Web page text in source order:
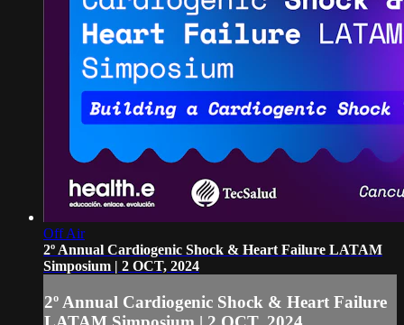
Off Air
2º Annual Cardiogenic Shock & Heart Failure LATAM
Simposium | 2 OCT, 2024
2º Annual Cardiogenic Shock & Heart Failure